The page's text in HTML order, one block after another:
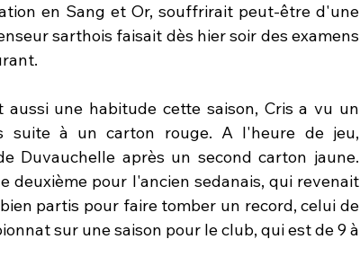
en Sang et Or, souffrirait peut-être d'une
sarthois faisait dès hier soir des examens
aussi une habitude cette saison, Cris a vu un
suite à un carton rouge. A l'heure de jeu,
Duvauchelle après un second carton jaune.
deuxième pour l'ancien sedanais, qui revenait
partis pour faire tomber un record, celui de
sur une saison pour le club, qui est de 9 à